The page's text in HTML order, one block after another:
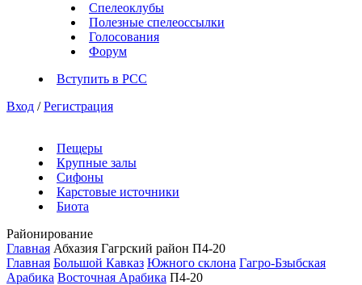
Спелеоклубы
Полезные спелеоссылки
Голосования
Форум
Вступить в РСС
Вход / Регистрация
Пещеры
Крупные залы
Сифоны
Карстовые источники
Биота
Районирование
Главная Абхазия Гагрский район П4-20
Главная Большой Кавказ Южного склона Гагро-Бзыбская
Арабика Восточная Арабика П4-20